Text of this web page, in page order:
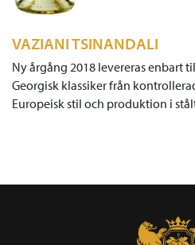
VAZIANI TSINANDALI
Ny årgång 2018 levereras enbart
Georgisk klassiker från
Europeisk stil och produktion i